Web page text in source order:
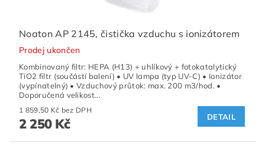
Noaton AP 2145, čistička vzduchu s ionizátorem
Prodej ukončen
Kombinovaný filtr: HEPA (H13) + uhlíkový + fotokatalytický
TiO2 filtr (součástí balení) • UV lampa (typ UV-C) • Ionizátor
(vypínatelný) • Vzduchový průtok: max. 200 m3/hod. •
Doporučená velikost...
1 859,50 Kč bez DPH
2 250 Kč DETAIL